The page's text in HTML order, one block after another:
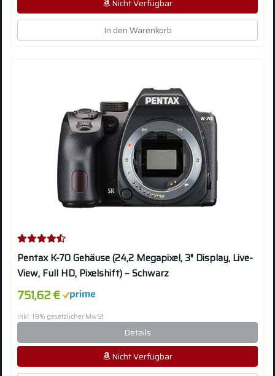
Nicht Verfügbar
In den Warenkorb
Pentax K-70 Gehäuse (24,2 Megapixel, 3″ Display, Live-
View, Full HD, Pixelshift) – Schwarz
751,62 €
inkl. 19% gesetzlicher MwSt.
Details
Nicht Verfügbar